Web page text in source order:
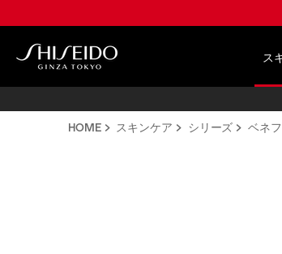
to
content
Shiseido
ス
HOME スキンケア シリーズ ベネ